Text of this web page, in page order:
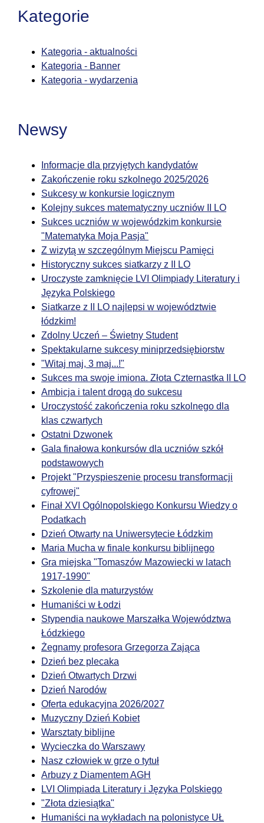
Kategorie
Kategoria - aktualności
Kategoria - Banner
Kategoria - wydarzenia
Newsy
Informacje dla przyjętych kandydatów
Zakończenie roku szkolnego 2025/2026
Sukcesy w konkursie logicznym
Kolejny sukces matematyczny uczniów II LO
Sukces uczniów w wojewódzkim konkursie
"Matematyka Moja Pasja"
Z wizytą w szczególnym Miejscu Pamięci
Historyczny sukces siatkarzy z II LO
Uroczyste zamknięcie LVI Olimpiady Literatury i
Języka Polskiego
Siatkarze z II LO najlepsi w województwie
łódzkim!
Zdolny Uczeń – Świetny Student
Spektakularne sukcesy miniprzedsiębiorstw
"Witaj maj, 3 maj...!"
Sukces ma swoje imiona. Złota Czternastka II LO
Ambicja i talent drogą do sukcesu
Uroczystość zakończenia roku szkolnego dla
klas czwartych
Ostatni Dzwonek
Gala finałowa konkursów dla uczniów szkół
podstawowych
Projekt "Przyspieszenie procesu transformacji
cyfrowej"
Finał XVI Ogólnopolskiego Konkursu Wiedzy o
Podatkach
Dzień Otwarty na Uniwersytecie Łódzkim
Maria Mucha w finale konkursu biblijnego
Gra miejska "Tomaszów Mazowiecki w latach
1917-1990"
Szkolenie dla maturzystów
Humaniści w Łodzi
Stypendia naukowe Marszałka Województwa
Łódzkiego
Żegnamy profesora Grzegorza Zająca
Dzień bez plecaka
Dzień Otwartych Drzwi
Dzień Narodów
Oferta edukacyjna 2026/2027
Muzyczny Dzień Kobiet
Warsztaty biblijne
Wycieczka do Warszawy
Nasz człowiek w grze o tytuł
Arbuzy z Diamentem AGH
LVI Olimpiada Literatury i Języka Polskiego
"Złota dziesiątka"
Humaniści na wykładach na polonistyce UŁ